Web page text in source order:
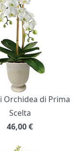
Orchidea di Prima
Scelta
46,00€